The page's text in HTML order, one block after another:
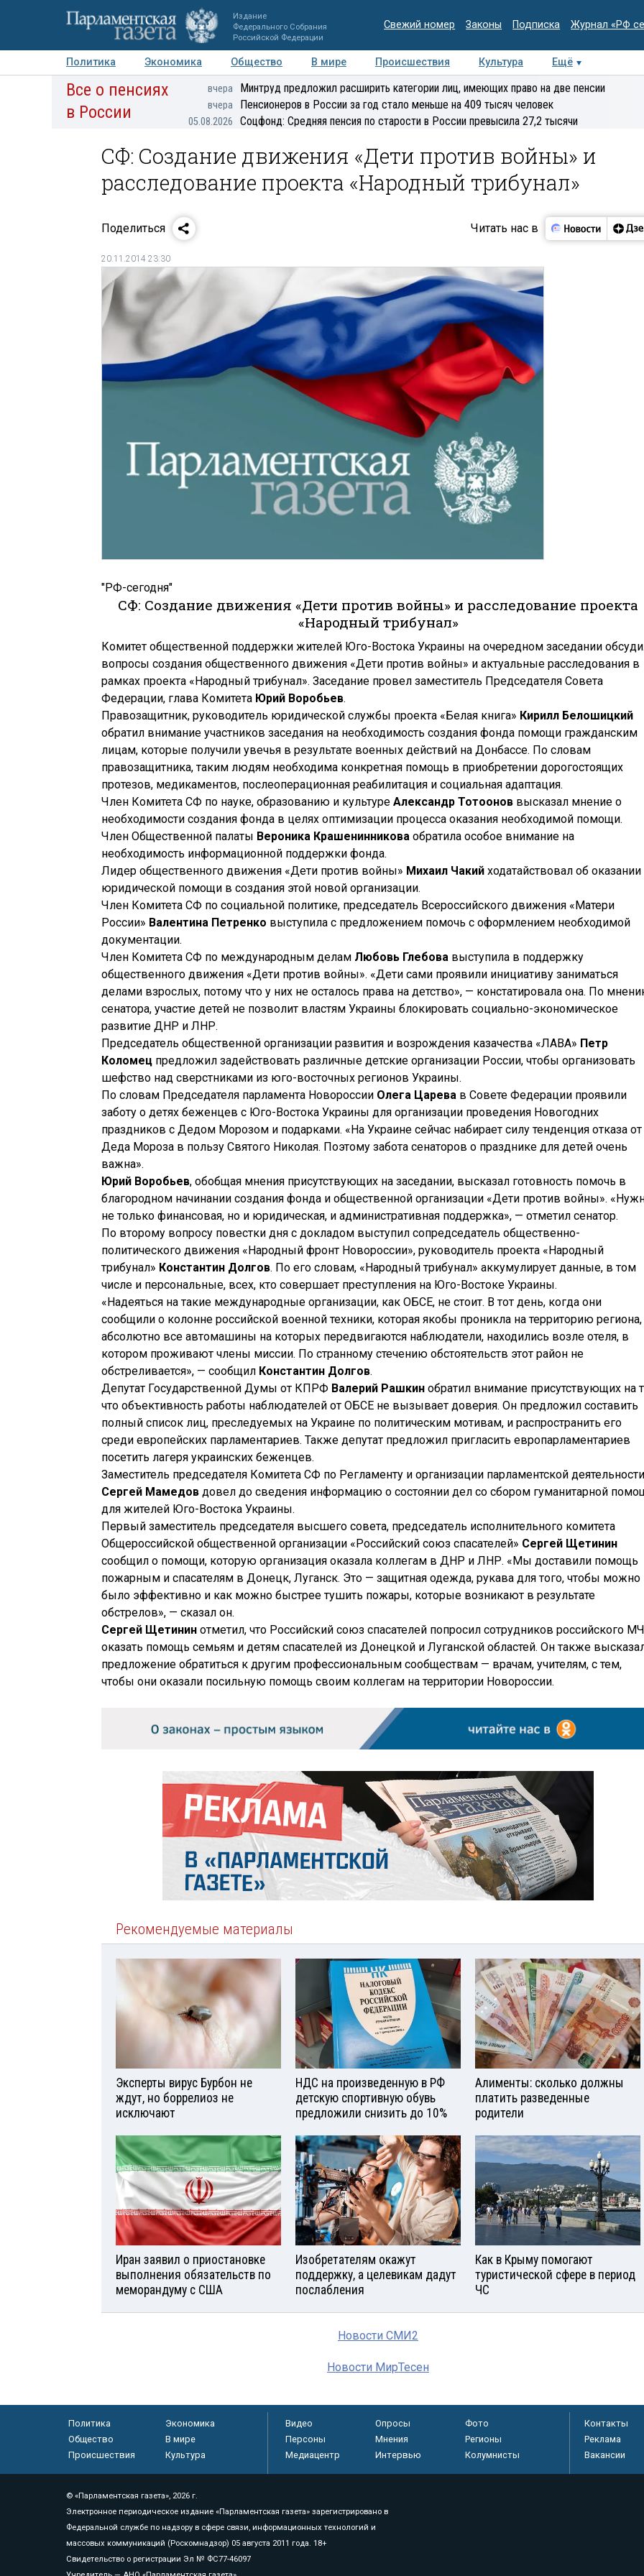
Издание
Федерального Собрания
Российской Федерации
Свежий номер Законы Подписка Журнал «РФ
Политика Экономика Общество В мире Происшествия Культура
Ещё
Авторы Персоны Мнения Регионы Медиацентр Интервью Колумнисты
Все о пенсиях
в России
вчера Минтруд предложил расширить категории лиц, имеющих право на две пенсии
вчера Пенсионеров в России за год стало меньше на 409 тысяч человек
05.08.2026 Соцфонд: Средняя пенсия по старости в России превысила 27,2 тысячи
СФ: Создание движения «Дети против войны» и
расследование проекта «Народный трибунал»
Поделиться Читать нас в
20.11.2014 23:30
"РФ-сегодня"
СФ: Создание движения «Дети против войны» и расследование проекта
«Народный трибунал»
Комитет общественной поддержки жителей Юго-Востока Украины на очередном заседании
вопросы создания общественного движения «Дети против войны» и актуальные расследования в
рамках проекта «Народный трибунал». Заседание провел заместитель Председателя Совета
Федерации, глава Комитета Юрий Воробьев.
Правозащитник, руководитель юридической службы проекта «Белая книга» Кирилл Белошицкий
обратил внимание участников заседания на необходимость создания фонда помощи гражданским
лицам, которые получили увечья в результате военных действий на Донбассе. По словам
правозащитника, таким людям необходима конкретная помощь в приобретении дорогостоящих
протезов, медикаментов, послеоперационная реабилитация и социальная адаптация.
Член Комитета СФ по науке, образованию и культуре Александр Тотоонов высказал мнение о
необходимости создания фонда в целях оптимизации процесса оказания необходимой помощи.
Член Общественной палаты Вероника Крашенинникова обратила особое внимание на
необходимость информационной поддержки фонда.
Лидер общественного движения «Дети против войны» Михаил Чакий ходатайствовал об оказании
юридической помощи в создания этой новой организации.
Член Комитета СФ по социальной политике, председатель Всероссийского движения «Матери
России» Валентина Петренко выступила с предложением помочь с оформлением необходимой
документации.
Член Комитета СФ по международным делам Любовь Глебова выступила в поддержку
общественного движения «Дети против войны». «Дети сами проявили инициативу заниматься
делами взрослых, потому что у них не осталось права на детство», — констатировала она. По
сенатора, участие детей не позволит властям Украины блокировать социально-экономическое
развитие ДНР и ЛНР.
Председатель общественной организации развития и возрождения казачества «ЛАВА» Петр
Коломец предложил задействовать различные детские организации России, чтобы организовать
шефство над сверстниками из юго-восточных регионов Украины.
По словам Председателя парламента Новороссии Олега Царева в Совете Федерации проявили
заботу о детях беженцев с Юго-Востока Украины для организации проведения Новогодних
праздников с Дедом Морозом и подарками. «На Украине сейчас набирает силу тенденция отказа от
Деда Мороза в пользу Святого Николая. Поэтому забота сенаторов о празднике для детей очень
важна».
Юрий Воробьев, обобщая мнения присутствующих на заседании, высказал готовность помочь в
благородном начинании создания фонда и общественной организации «Дети против войны».
не только финансовая, но и юридическая, и административная поддержка», — отметил сенатор.
По второму вопросу повестки дня с докладом выступил сопредседатель общественно-
политического движения «Народный фронт Новороссии», руководитель проекта «Народный
трибунал» Константин Долгов. По его словам, «Народный трибунал» аккумулирует данные, в том
числе и персональные, всех, кто совершает преступления на Юго-Востоке Украины.
«Надеяться на такие международные организации, как ОБСЕ, не стоит. В тот день, когда они
сообщили о колонне российской военной техники, которая якобы проникла на территорию региона,
абсолютно все автомашины на которых передвигаются наблюдатели, находились возле отеля, в
котором проживают члены миссии. По странному стечению обстоятельств этот район не
обстреливается», — сообщил Константин Долгов.
Депутат Государственной Думы от КПРФ Валерий Рашкин обратил внимание присутствующих на
что объективность работы наблюдателей от ОБСЕ не вызывает доверия. Он предложил составить
полный список лиц, преследуемых на Украине по политическим мотивам, и распространить его
среди европейских парламентариев. Также депутат предложил пригласить европарламентариев
посетить лагеря украинских беженцев.
Заместитель председателя Комитета СФ по Регламенту и организации парламентской деятельности
Сергей Мамедов довел до сведения информацию о состоянии дел со сбором гуманитарной
для жителей Юго-Востока Украины.
Первый заместитель председателя высшего совета, председатель исполнительного комитета
Общероссийской общественной организации «Российский союз спасателей» Сергей Щетинин
сообщил о помощи, которую организация оказала коллегам в ДНР и ЛНР. «Мы доставили помощь
пожарным и спасателям в Донецк, Луганск. Это — защитная одежда, рукава для того, чтобы можно
было эффективно и как можно быстрее тушить пожары, которые возникают в результате
обстрелов», — сказал он.
Сергей Щетинин отметил, что Российский союз спасателей попросил сотрудников российского
оказать помощь семьям и детям спасателей из Донецкой и Луганской областей. Он также
предложение обратиться к другим профессиональным сообществам — врачам, учителям, с тем,
чтобы они оказали посильную помощь своим коллегам на территории Новороссии.
Рекомендуемые материалы
Эксперты вирус Бурбон не
ждут, но боррелиоз не
исключают
НДС на произведенную в РФ
детскую спортивную обувь
предложили снизить до 10%
Алименты: сколько должны
платить разведенные
родители
Иран заявил о приостановке
выполнения обязательств по
меморандуму с США
Изобретателям окажут
поддержку, а целевикам дадут
послабления
Как в Крыму помогают
туристической сфере в период
ЧС
Новости СМИ2
Новости МирТесен
Политика
Экономика
Общество
В мире
Происшествия
Культура
Видео Опросы
Фото
Персоны
Мнения
Регионы
Медиацентр
Интервью Колумнисты
Контакты
Реклама
Вакансии
© «Парламентская газета», 2026 г.
Электронное периодическое издание «Парламентская газета» зарегистрировано в
Федеральной службе по надзору в сфере связи, информационных технологий и
массовых коммуникаций (Роскомнадзор) 05 августа 2011 года. 18+
Свидетельство о регистрации Эл № ФС77-46097